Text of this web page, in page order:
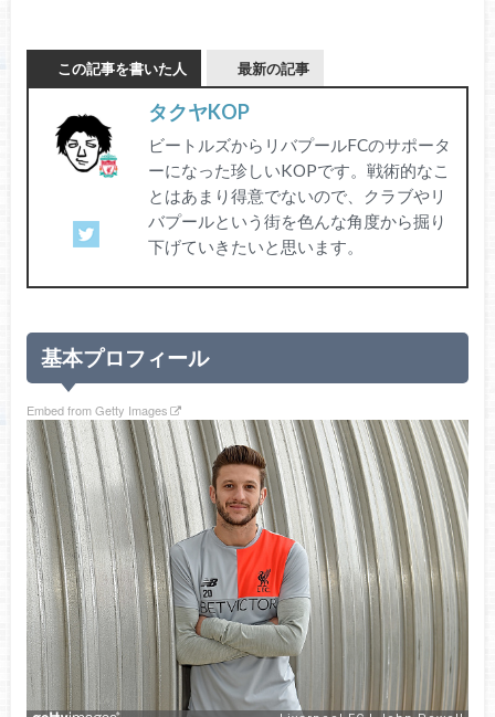
この記事を書いた人 最新の記事
タクヤKOP
ビートルズからリバプールFCのサポータ
ーになった珍しいKOPです。戦術的なこ
とはあまり得意でないので、クラブやリ
バプールという街を色んな角度から掘り
下げていきたいと思います。
基本プロフィール
Embed from Getty Images